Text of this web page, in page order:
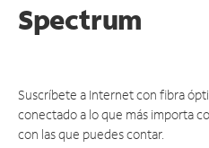
Spectrum
Suscríbete a Internet con fibra
conectado a lo que más importa
con las que puedes contar.